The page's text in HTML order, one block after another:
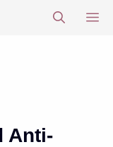
Anti-